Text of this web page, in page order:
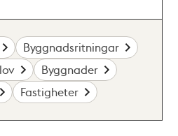
Byggnadsritningar
Byggnader
Fastigheter